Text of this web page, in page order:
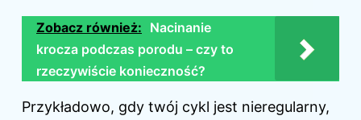
Zobacz również: Nacinanie
krocza podczas porodu – czy to
rzeczywiście konieczność?
Przykładowo, gdy twój cykl jest nieregularny,